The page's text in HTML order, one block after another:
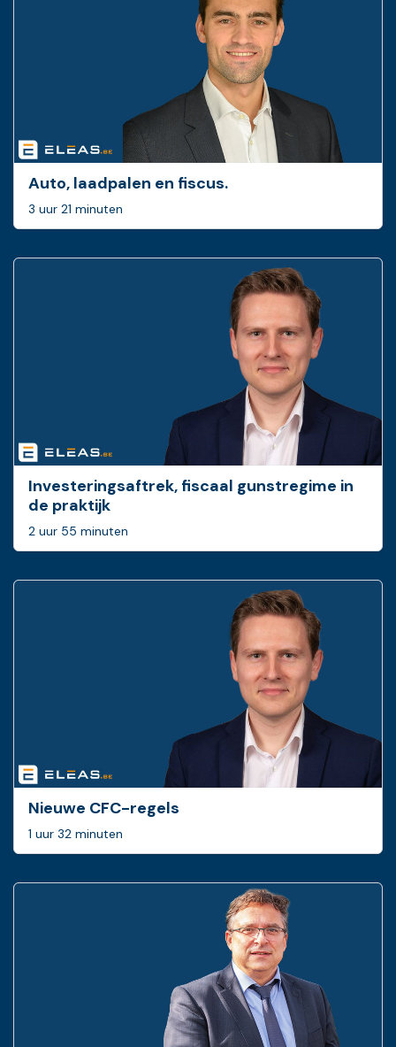
Auto, laadpalen en fiscus.
3 uur 21 minuten
Investeringsaftrek, fiscaal gunstregime in
de praktijk
2 uur 55 minuten
Nieuwe CFC-regels
1 uur 32 minuten